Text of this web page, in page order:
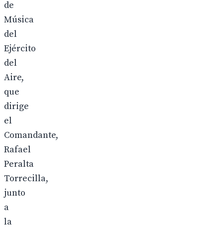
de
Música
del
Ejército
del
Aire,
que
dirige
el
Comandante,
Rafael
Peralta
Torrecilla,
junto
a
la